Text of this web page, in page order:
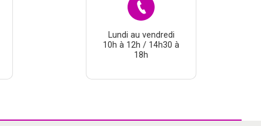
Lundi au vendredi
10h à 12h / 14h30 à
18h